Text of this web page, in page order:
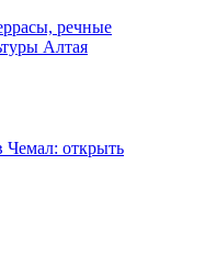
речные
Алтая